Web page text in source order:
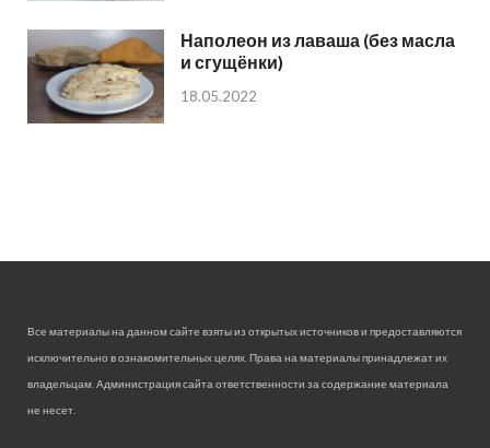
Наполеон из лаваша (без масла
и сгущёнки)
18.05.2022
Все материалы на данном сайте взяты из открытых источников и предоставляются
исключительно в ознакомительных целях. Права на материалы принадлежат их
владельцам. Администрация сайта ответственности за содержание материала
не несет.